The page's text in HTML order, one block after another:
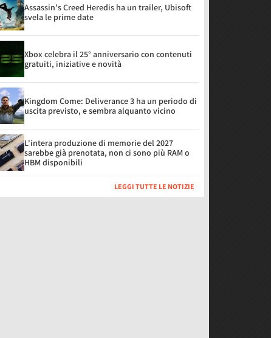
Assassin's Creed Heredis ha un trailer, Ubisoft
svela le prime date
Xbox celebra il 25° anniversario con contenuti
gratuiti, iniziative e novità
Kingdom Come: Deliverance 3 ha un periodo di
uscita previsto, e sembra alquanto vicino
L'intera produzione di memorie del 2027
sarebbe già prenotata, non ci sono più RAM o
HBM disponibili
LEGGI TUTTE LE NOTIZIE